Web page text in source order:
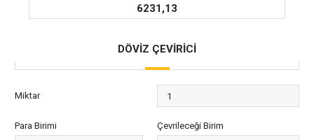
6231,13
DÖVİZ ÇEVİRİCİ
Miktar
Para Birimi Çevrileceği Birim